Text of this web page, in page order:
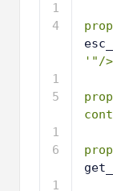
1
4
1
5
1
6
1
'"/